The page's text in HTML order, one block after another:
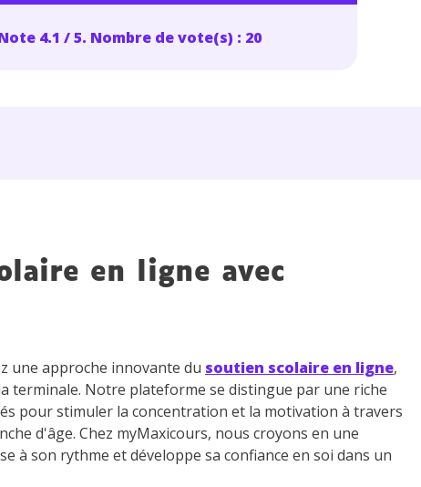
4.1 / 5. Nombre de vote(s) : 20
en ligne avec
une approche innovante du soutien scolaire en ligne,
terminale. Notre plateforme se distingue par une riche
pour stimuler la concentration et la motivation à travers
d'âge. Chez myMaxicours, nous croyons en une
à son rythme et développe sa confiance en soi dans un